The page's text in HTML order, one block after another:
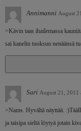
Annimanni August
>Kävin taas ihailemassa
sai kanelin tuoksun nenäänsä
Sari August 21, 2011
>Nams. Hyvältä näyttää.
ja taisipa sieltä löytyä jotain